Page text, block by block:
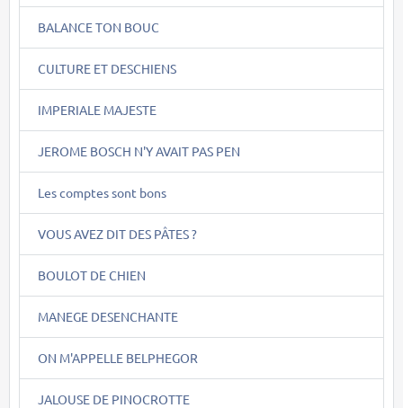
BALANCE TON BOUC
CULTURE ET DESCHIENS
IMPERIALE MAJESTE
JEROME BOSCH N'Y AVAIT PAS PEN
Les comptes sont bons
VOUS AVEZ DIT DES PÂTES ?
BOULOT DE CHIEN
MANEGE DESENCHANTE
ON M'APPELLE BELPHEGOR
JALOUSE DE PINOCROTTE